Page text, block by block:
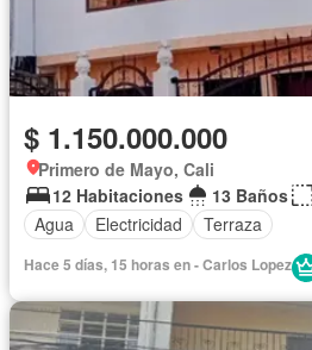
$ 1.150.000.000
Primero de Mayo, Cali
12 Habitaciones
13 Baños
Agua
Electricidad Terraza
Hace 5 días, 15 horas en - Carlos Lopez